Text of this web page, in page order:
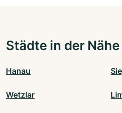
Städte in der Nähe
Hanau
Wetzlar